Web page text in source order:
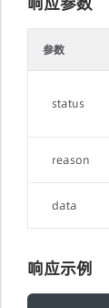
参数
status
reason
data
响应示例